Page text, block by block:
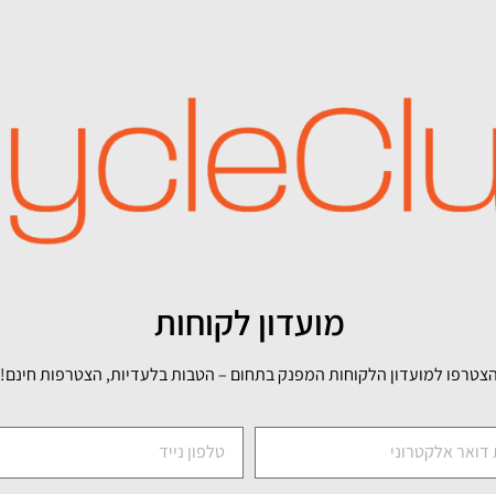
מועדון לקוחות
למועדון הלקוחות המפנק בתחום – הטבות בלעדיות, הצטרפות חינם!